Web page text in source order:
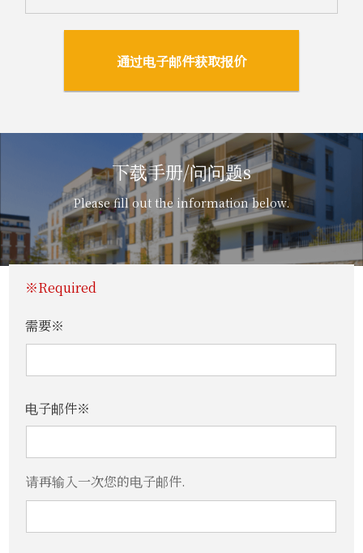
通过电子邮件获取报价
下载手册/问问题s
Please fill out the information below.
※Required
需要※
电子邮件※
请再输入一次您的电子邮件.